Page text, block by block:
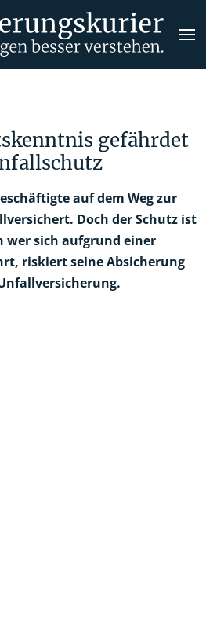
gefährdet
auf dem Weg zur
Doch der Schutz ist
wer sich aufgrund einer
riskiert seine Absicherung